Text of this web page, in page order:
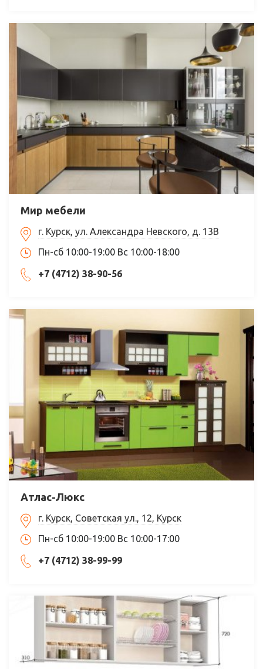
Мир мебели
г. Курск, ул. Александра Невского, д. 13В
Пн-сб 10:00-19:00 Вс 10:00-18:00
+7 (4712) 38-90-56
Атлас-Люкс
г. Курск, Советская ул., 12, Курск
Пн-сб 10:00-19:00 Вс 10:00-17:00
+7 (4712) 38-99-99